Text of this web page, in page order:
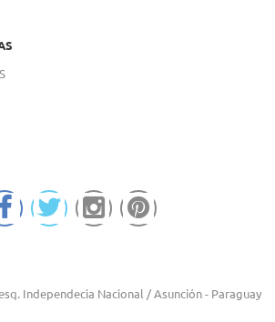
Independecia Nacional / Asunción - Paraguay